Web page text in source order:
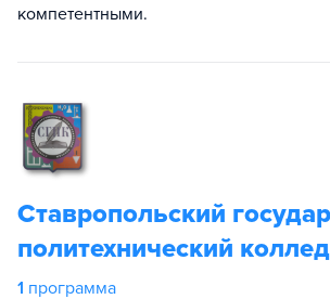
компетентными.
Ставропольский
политехнический
1 программа